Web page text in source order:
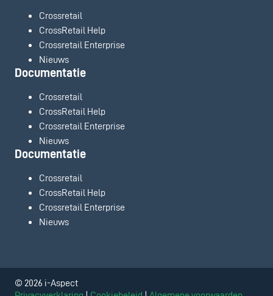
Crossretail
CrossRetail Help
Crossretail Enterprise
Nieuws
Documentatie
Crossretail
CrossRetail Help
Crossretail Enterprise
Nieuws
Documentatie
Crossretail
CrossRetail Help
Crossretail Enterprise
Nieuws
© 2026 i-Aspect